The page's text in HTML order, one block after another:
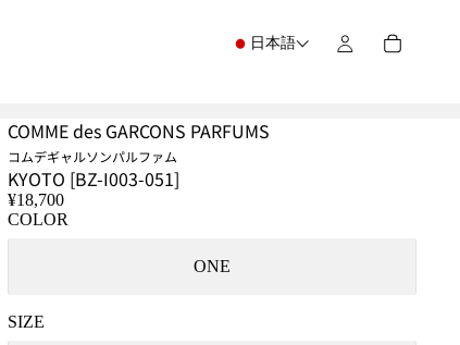
日本語
COMME des GARCONS PARFUMS
コムデギャルソンパルファム
KYOTO [BZ-I003-051]
¥18,700
COLOR
ONE
SIZE